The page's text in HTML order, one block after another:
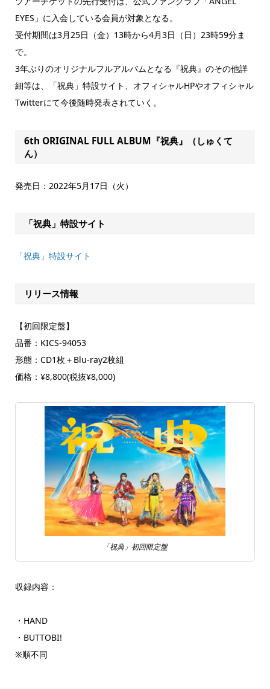
EYES」に入会している会員が対象となる。
受付期間は3月25日（金）13時から4月3日（日）23時59分ま
で。
3年ぶりのオリジナルフルアルバムとなる『祝典』のその他詳
細等は、「祝典」特設サイト、オフィシャルHPやオフィシャル
Twitterにて今後随時発表されていく。
6th ORIGINAL FULL ALBUM『祝典』（しゅくて
ん）
発売日：2022年5月17日（火）
「祝典」特設サイト
「祝典」特設サイト
リリース情報
【初回限定盤】
品番：KICS-94053
形態：CD1枚＋Blu-ray2枚組
価格：¥8,800(税抜¥8,000)
「祝典」初回限定盤
収録内容：
・HAND
・BUTTOBI!
※順不同